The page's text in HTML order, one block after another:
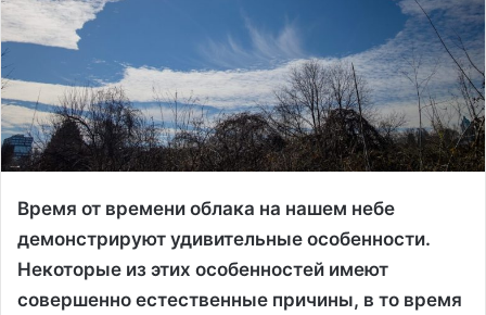
Время от времени облака на нашем небе
демонстрируют удивительные особенности.
Некоторые из этих особенностей имеют
совершенно естественные причины, в то время